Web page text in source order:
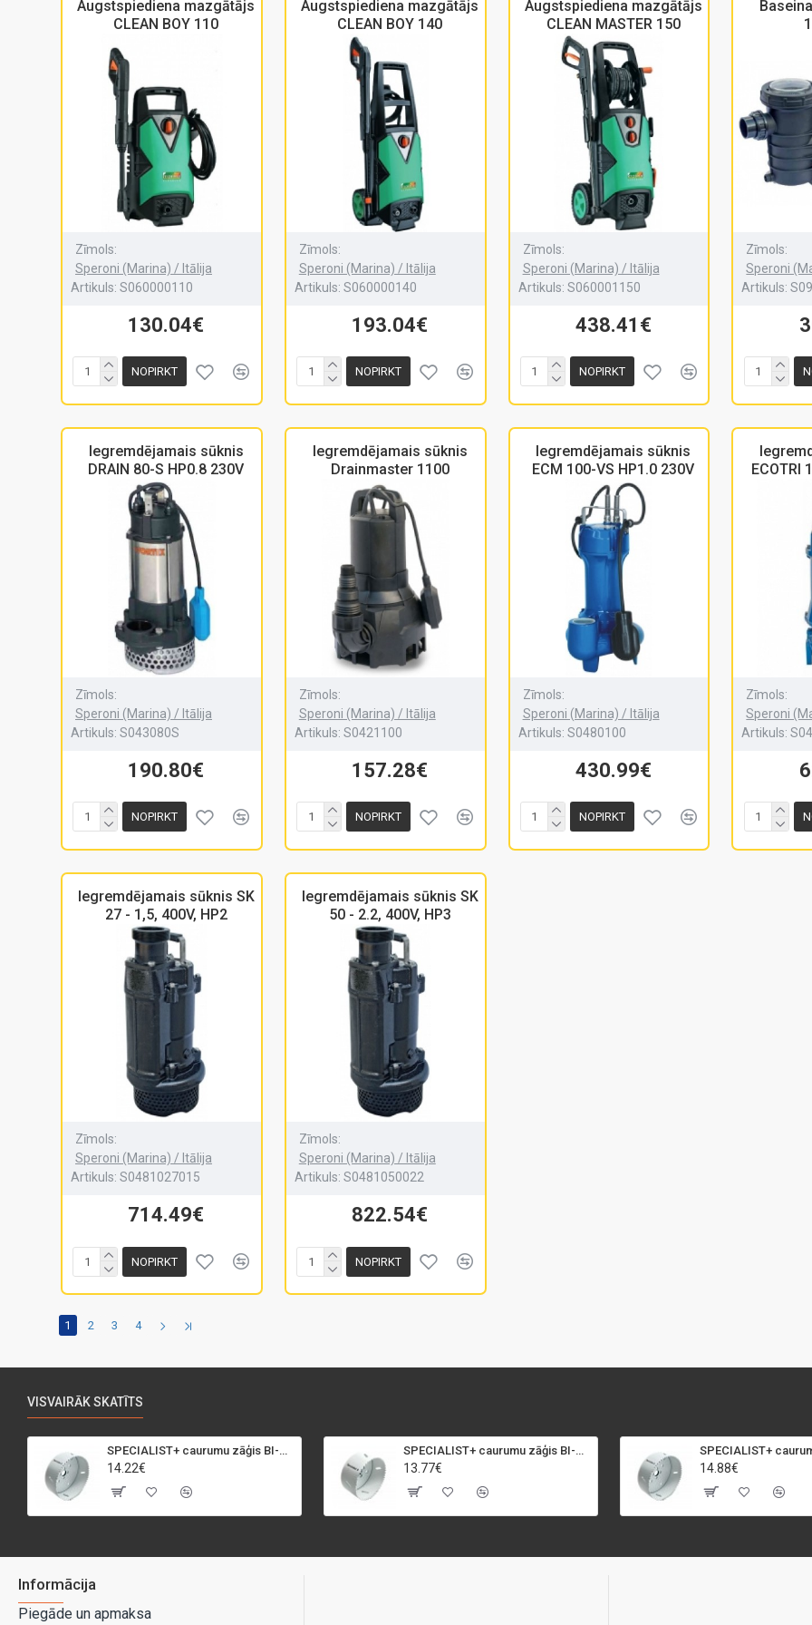
Augstspiediena mazgātājs
CLEAN BOY 110
Zīmols:
Speroni (Marina) / Itālija
Artikuls: S060000110
130.04€
NOPIRKT
Augstspiediena mazgātājs
CLEAN BOY 140
Zīmols:
Speroni (Marina) / Itālija
Artikuls: S060000140
193.04€
NOPIRKT
Augstspiediena mazgātājs
CLEAN MASTER 150
Zīmols:
Speroni (Marina) / Itālija
Artikuls: S060001150
438.41€
NOPIRKT
Zīmols:
Speroni
Artikuls:
Iegremdējamais sūknis
DRAIN 80-S HP0.8 230V
Zīmols:
Speroni (Marina) / Itālija
Artikuls: S043080S
190.80€
NOPIRKT
Iegremdējamais sūknis
Drainmaster 1100
Zīmols:
Speroni (Marina) / Itālija
Artikuls: S0421100
157.28€
NOPIRKT
Iegremdējamais sūknis
ECM 100-VS HP1.0 230V
Zīmols:
Speroni (Marina) / Itālija
Artikuls: S0480100
430.99€
NOPIRKT
ECOTRI
Zīmols:
Speroni
Artikuls:
Iegremdējamais sūknis SK
27 - 1,5, 400V, HP2
Zīmols:
Speroni (Marina) / Itālija
Artikuls: S0481027015
714.49€
NOPIRKT
Iegremdējamais sūknis SK
50 - 2.2, 400V, HP3
Zīmols:
Speroni (Marina) / Itālija
Artikuls: S0481050022
822.54€
NOPIRKT
1 2 3 4
VISVAIRĀK SKATĪTS
SPECIALIST+ caurumu zāģis BI-METAL, 95 mm
14.22€
SPECIALIST+ caurumu zāģis BI-METAL, 92 mm
13.77€ 14.88€
Informācija
Piegāde un apmaksa